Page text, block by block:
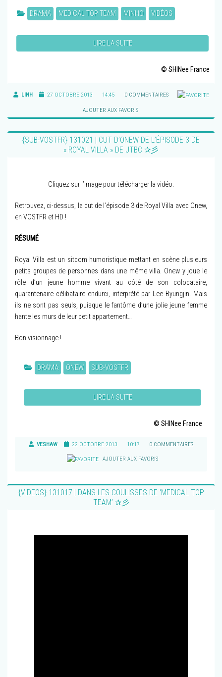
DRAMA MEDICAL TOP TEAM MINHO VIDÉOS
LIRE LA SUITE
© SHINee France
LINH 27 OCTOBRE 2013 14:45 0 COMMENTAIRES
AJOUTER AUX FAVORIS
{SUB-VOSTFR} 131021 | CUT D’ONEW DE L’ÉPISODE 3 DE
« ROYAL VILLA » DE JTBC ✰彡
Cliquez sur l’image pour télécharger la vidéo.
Retrouvez, ci-dessus, la cut de l’épisode 3 de Royal Villa avec Onew,
en VOSTFR et HD !
RÉSUMÉ
Royal Villa est un sitcom humoristique mettant en scène plusieurs
petits groupes de personnes dans une même villa. Onew y joue le
rôle d’un jeune homme vivant au côté de son colocataire,
quarantenaire célibataire endurci, interprété par Lee Byungjin. Mais
ils ne sont pas seuls, puisque le fantôme d’une jolie jeune femme
hante les murs de leur petit appartement…
Bon visionnage !
DRAMA ONEW SUB-VOSTFR
LIRE LA SUITE
© SHINee France
VESHAW 22 OCTOBRE 2013 10:17 0 COMMENTAIRES
AJOUTER AUX FAVORIS
{VIDEOS} 131017 | DANS LES COULISSES DE ‘MEDICAL TOP
TEAM’ ✰彡